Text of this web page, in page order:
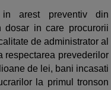
in arest preventiv din
dosar in care procurorii
de administrator al
respectarea prevederilor
de lei, bani incasati
la primul tronson